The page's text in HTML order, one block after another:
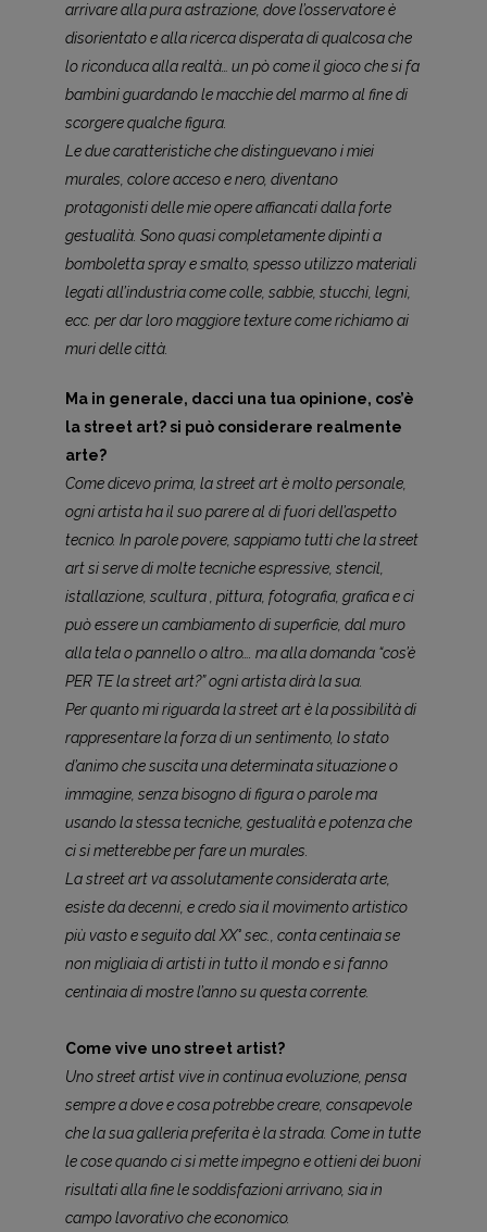
arrivare alla pura astrazione, dove l’osservatore è
disorientato e alla ricerca disperata di qualcosa che
lo riconduca alla realtà… un pò come il gioco che si fa
bambini guardando le macchie del marmo al fine di
scorgere qualche figura.
Le due caratteristiche che distinguevano i miei
murales, colore acceso e nero, diventano
protagonisti delle mie opere affiancati dalla forte
gestualità. Sono quasi completamente dipinti a
bomboletta spray e smalto, spesso utilizzo materiali
legati all’industria come colle, sabbie, stucchi, legni,
ecc. per dar loro maggiore texture come richiamo ai
muri delle città.
Ma in generale, dacci una tua opinione, cos’è
la street art? si può considerare realmente
arte?
Come dicevo prima, la street art è molto personale,
ogni artista ha il suo parere al di fuori dell’aspetto
tecnico. In parole povere, sappiamo tutti che la street
art si serve di molte tecniche espressive, stencil,
istallazione, scultura , pittura, fotografia, grafica e ci
può essere un cambiamento di superficie, dal muro
alla tela o pannello o altro…. ma alla domanda “cos’è
PER TE la street art?” ogni artista dirà la sua.
Per quanto mi riguarda la street art è la possibilità di
rappresentare la forza di un sentimento, lo stato
d’animo che suscita una determinata situazione o
immagine, senza bisogno di figura o parole ma
usando la stessa tecniche, gestualità e potenza che
ci si metterebbe per fare un murales.
La street art va assolutamente considerata arte,
esiste da decenni, e credo sia il movimento artistico
più vasto e seguito dal XX° sec., conta centinaia se
non migliaia di artisti in tutto il mondo e si fanno
centinaia di mostre l’anno su questa corrente.
Come vive uno street artist?
Uno street artist vive in continua evoluzione, pensa
sempre a dove e cosa potrebbe creare, consapevole
che la sua galleria preferita è la strada. Come in tutte
le cose quando ci si mette impegno e ottieni dei buoni
risultati alla fine le soddisfazioni arrivano, sia in
campo lavorativo che economico.